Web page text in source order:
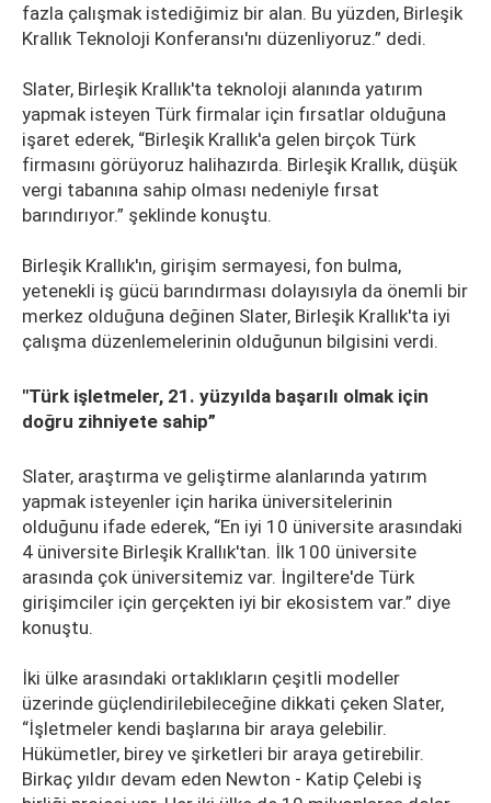
fazla çalışmak istediğimiz bir alan. Bu yüzden, Birleşik
Krallık Teknoloji Konferansı'nı düzenliyoruz.” dedi.
Slater, Birleşik Krallık'ta teknoloji alanında yatırım
yapmak isteyen Türk firmalar için fırsatlar olduğuna
işaret ederek, “Birleşik Krallık'a gelen birçok Türk
firmasını görüyoruz halihazırda. Birleşik Krallık, düşük
vergi tabanına sahip olması nedeniyle fırsat
barındırıyor.” şeklinde konuştu.
Birleşik Krallık'ın, girişim sermayesi, fon bulma,
yetenekli iş gücü barındırması dolayısıyla da önemli bir
merkez olduğuna değinen Slater, Birleşik Krallık'ta iyi
çalışma düzenlemelerinin olduğunun bilgisini verdi.
"Türk işletmeler, 21. yüzyılda başarılı olmak için
doğru zihniyete sahip”
Slater, araştırma ve geliştirme alanlarında yatırım
yapmak isteyenler için harika üniversitelerinin
olduğunu ifade ederek, “En iyi 10 üniversite arasındaki
4 üniversite Birleşik Krallık'tan. İlk 100 üniversite
arasında çok üniversitemiz var. İngiltere'de Türk
girişimciler için gerçekten iyi bir ekosistem var.” diye
konuştu.
İki ülke arasındaki ortaklıkların çeşitli modeller
üzerinde güçlendirilebileceğine dikkati çeken Slater,
“İşletmeler kendi başlarına bir araya gelebilir.
Hükümetler, birey ve şirketleri bir araya getirebilir.
Birkaç yıldır devam eden Newton - Katip Çelebi iş